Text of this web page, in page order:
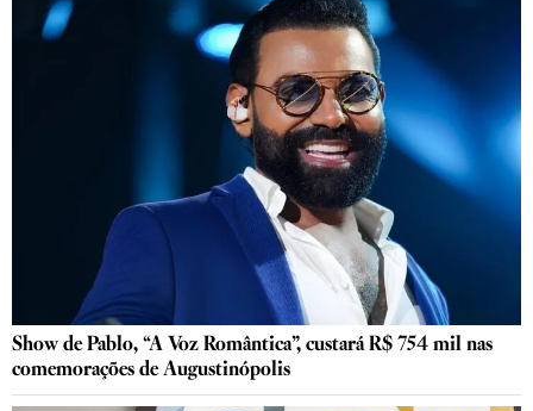
Show de Pablo, “A Voz Romântica”, custará R$ 754 mil nas
comemorações de Augustinópolis